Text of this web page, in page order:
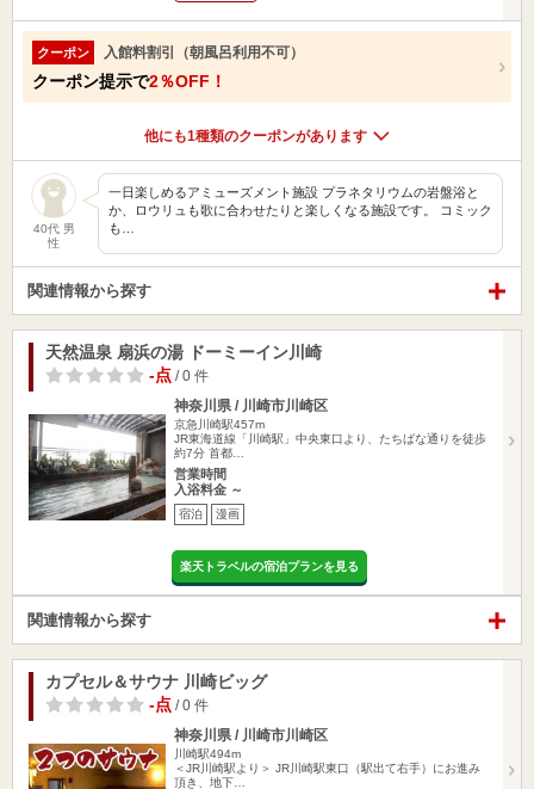
クーポン 入館料割引（朝風呂利用不可）
クーポン提示で2％OFF！
他にも1種類のクーポンがあります
40代 男
性
一日楽しめるアミューズメント施設 プラネタリウムの岩盤浴と
か、ロウリュも歌に合わせたりと楽しくなる施設です。 コミック
も…
関連情報から探す
天然温泉 扇浜の湯 ドーミーイン川崎
-点 / 0 件
神奈川県 / 川崎市川崎区
京急川崎駅457m
JR東海道線「川崎駅」中央東口より、たちばな通りを徒歩
約7分 首都…
営業時間
入浴料金 ～
宿泊 漫画
楽天トラベルの宿泊プランを見る
関連情報から探す
カプセル＆サウナ 川崎ビッグ
-点 / 0 件
神奈川県 / 川崎市川崎区
川崎駅494m
＜JR川崎駅より＞ JR川崎駅東口（駅出て右手）にお進み
頂き、地下…